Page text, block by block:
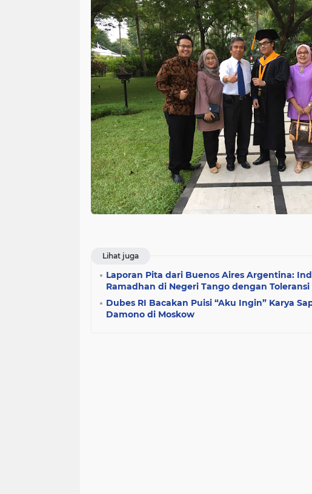
Lihat juga
Laporan Pita dari Buenos Aires Argentina:
Ramadhan di Negeri Tango dengan
Dubes RI Bacakan Puisi “Aku Ingin” Karya
Damono di Moskow